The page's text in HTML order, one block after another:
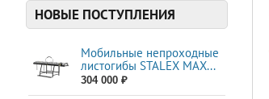
НОВЫЕ ПОСТУПЛЕНИЯ
Мобильные непроходные
листогибы STALEX МАХ...
304 000 ₽